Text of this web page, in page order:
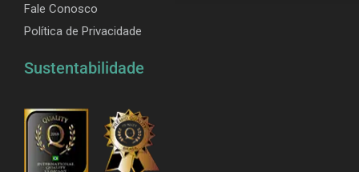
Fale Conosco
Política de Privacidade
Sustentabilidade